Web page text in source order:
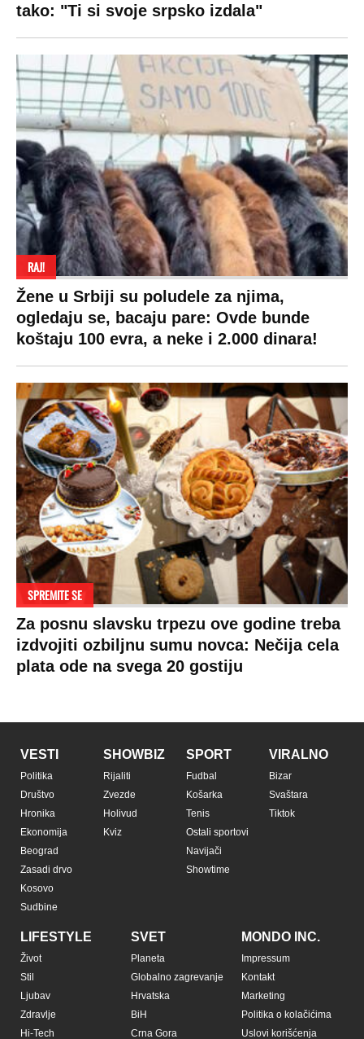
tako: "Ti si svoje srpsko izdala"
RAJ!
Žene u Srbiji su poludele za njima,
ogledaju se, bacaju pare: Ovde bunde
koštaju 100 evra, a neke i 2.000 dinara!
SPREMITE SE
Za posnu slavsku trpezu ove godine treba
izdvojiti ozbiljnu sumu novca: Nečija cela
plata ode na svega 20 gostiju
VESTI
Politika
Društvo
Hronika
Ekonomija
Beograd
Zasadi drvo
Kosovo
Sudbine
SHOWBIZ
Rijaliti
Zvezde
Holivud
Kviz
SPORT
Fudbal
Košarka
Tenis
Ostali sportovi
Navijači
Showtime
VIRALNO
Bizar
Svaštara
Tiktok
LIFESTYLE
Život
Stil
Ljubav
Zdravlje
Hi-Tech
SVET
Planeta
Globalno zagrevanje
Hrvatska
BiH
Crna Gora
MONDO INC.
Impressum
Kontakt
Marketing
Politika o kolačićima
Uslovi korišćenja